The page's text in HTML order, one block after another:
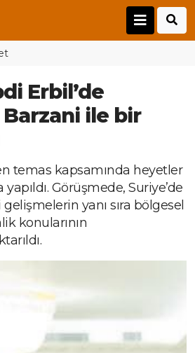
Erbil’de
ile bir
temas kapsamında heyetler
Görüşmede, Suriye’de
yanı sıra bölgesel
konularının